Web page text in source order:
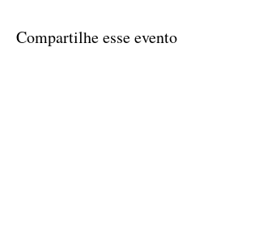
Compartilhe esse evento